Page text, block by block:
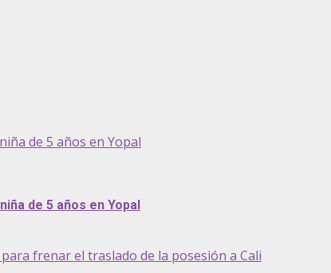
de 5 años en Yopal
de 5 años en Yopal
frenar el traslado de la posesión a Cali